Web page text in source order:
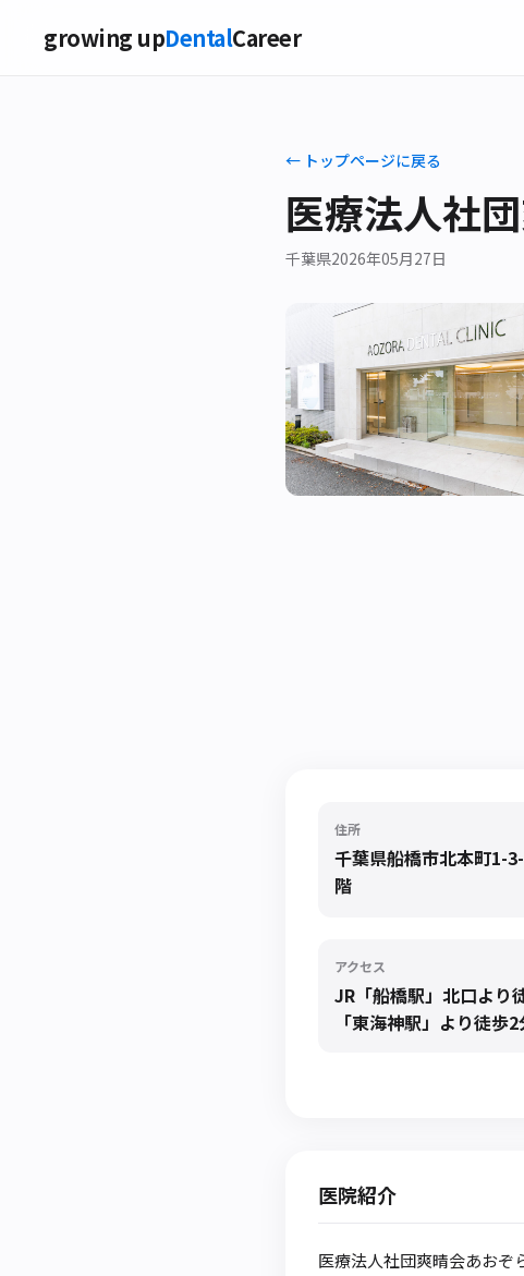
growing upDentalCareer
← トップページに戻る
医療法人社
千葉県2026年05月27日
住所
千葉県船橋市北本町1-
階
アクセス
JR「船橋駅」北口より
「東海神駅」より徒歩
医院紹介
医療法人社団爽晴会あおぞ